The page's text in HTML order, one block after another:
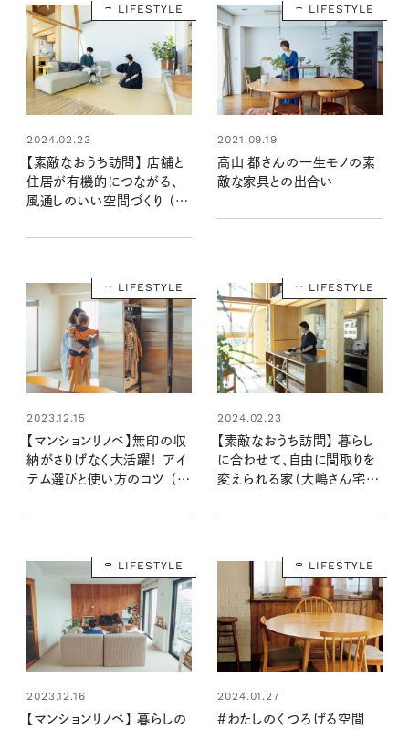
LIFESTYLE
2024.02.23
【素敵なおうち訪問】 店舗と
住居が有機的につながる、
風通しのいい空間づくり （大
LIFESTYLE
2021.09.19
高山 都さんの一生モノの素
敵な家具との出合い
LIFESTYLE
2023.12.15
【マンションリノベ】無印の収
納がさりげなく大活躍！ アイ
テム選びと使い方のコツ （菅
LIFESTYLE
2024.02.23
【素敵なおうち訪問】 暮らし
に合わせて、自由に間取りを
変えられる家（大嶋さん宅前
LIFESTYLE
2023.12.16
【マンションリノベ】 暮らしの
LIFESTYLE
2024.01.27
#わたしのくつろげる空間